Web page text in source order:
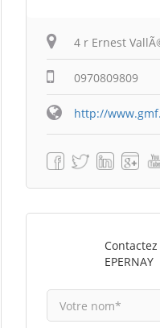
4 r Ernest
0970809809
http://
EPERNAY